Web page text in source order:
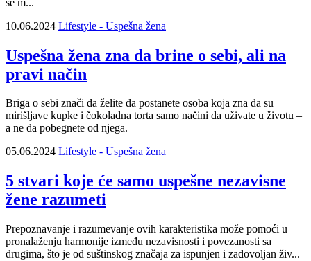
10.06.2024 Lifestyle - Uspešna žena
Uspešna žena zna da brine o sebi, ali na
pravi način
Briga o sebi znači da želite da postanete osoba koja zna da su
mirišljave kupke i čokoladna torta samo načini da uživate u životu –
a ne da pobegnete od njega.
05.06.2024 Lifestyle - Uspešna žena
5 stvari koje će samo uspešne nezavisne
žene razumeti
Prepoznavanje i razumevanje ovih karakteristika može pomoći u
pronalaženju harmonije između nezavisnosti i povezanosti sa
drugima, što je od suštinskog značaja za ispunjen i zadovoljan živ...